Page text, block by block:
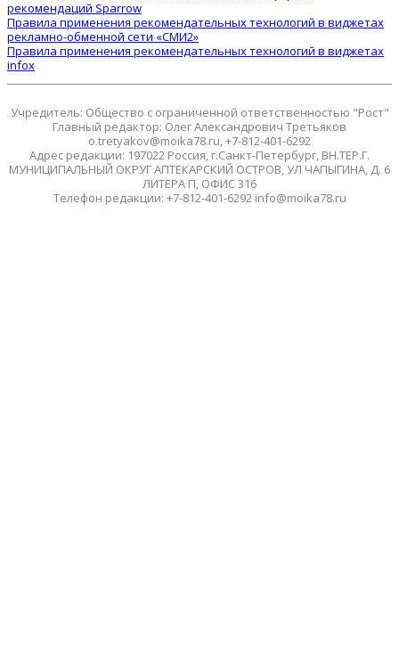
рекомендаций Sparrow
Правила применения рекомендательных технологий в виджетах
рекламно-обменной сети «СМИ2»
Правила применения рекомендательных технологий в виджетах
infox
Учредитель: Общество с ограниченной ответственностью "Рост"
Главный редактор: Олег Александрович Третьяков
o.tretyakov@moika78.ru, +7-812-401-6292
Адрес редакции: 197022 Россия, г.Санкт-Петербург, ВН.ТЕР.Г.
МУНИЦИПАЛЬНЫЙ ОКРУГ АПТЕКАРСКИЙ ОСТРОВ, УЛ ЧАПЫГИНА, Д. 6
ЛИТЕРА П, ОФИС 316
Телефон редакции: +7-812-401-6292 info@moika78.ru